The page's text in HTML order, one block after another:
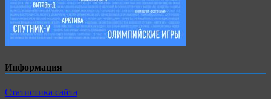
Информация
Статистика сайта